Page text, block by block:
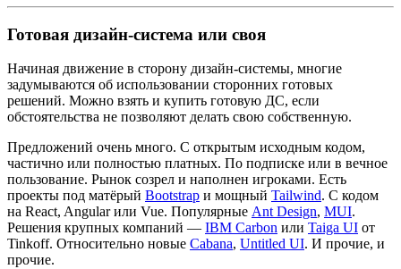
Готовая дизайн-система или своя
Начиная движение в сторону дизайн-системы, многие
задумываются об использовании сторонних готовых
решений. Можно взять и купить готовую ДС, если
обстоятельства не позволяют делать свою собственную.
Предложений очень много. С открытым исходным кодом,
частично или полностью платных. По подписке или в вечное
пользование. Рынок созрел и наполнен игроками. Есть
проекты под матёрый Bootstrap и мощный Tailwind. С кодом
на React, Angular или Vue. Популярные Ant Design, MUI.
Решения крупных компаний — IBM Carbon или Taiga UI от
Tinkoff. Относительно новые Cabana, Untitled UI. И прочие, и
прочие.